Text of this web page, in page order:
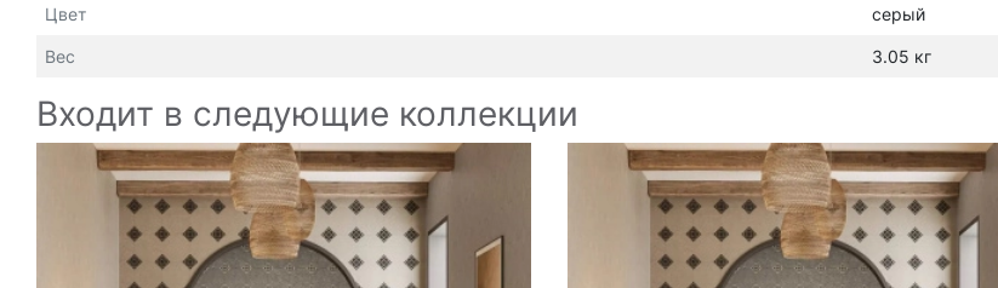
Цвет серый
Вес 3.05 кг
Входит в следующие коллекции